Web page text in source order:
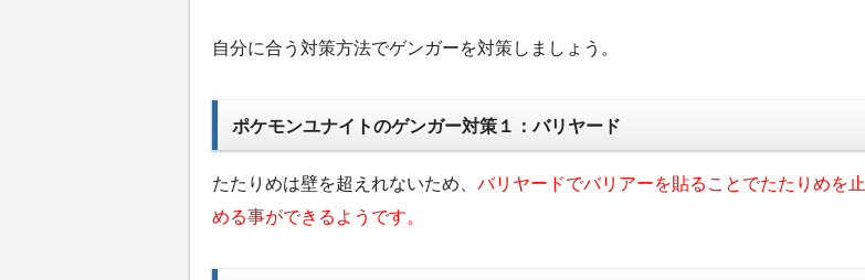
自分に合う対策方法でゲンガーを対策しましょう。
ポケモンユナイトのゲンガー対策１：バリヤード
たたりめは壁を超えれないため、 バリヤードでバリアーを貼ることでたたりめを止
める事ができるようです。